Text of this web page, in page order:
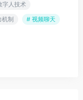
字人技术
机制
# 视频聊天